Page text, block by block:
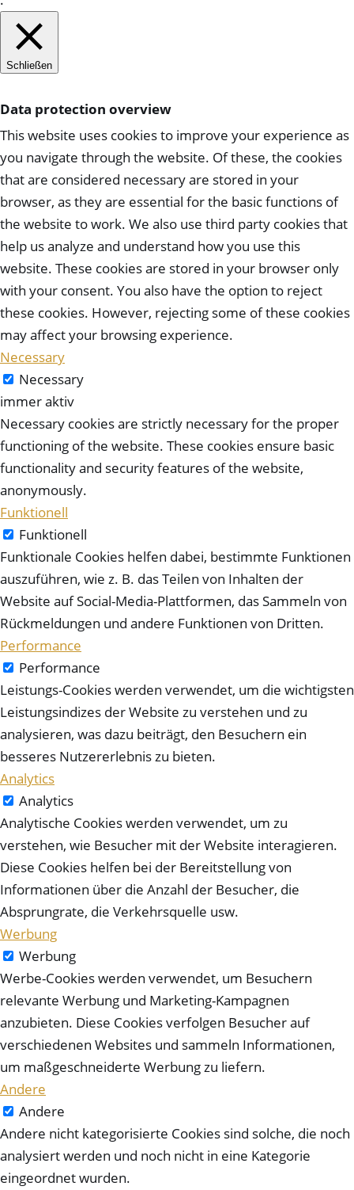
Schließen
Data protection overview
This website uses cookies to improve your experience as
you navigate through the website. Of these, the cookies
that are considered necessary are stored in your
browser, as they are essential for the basic functions of
the website to work. We also use third party cookies that
help us analyze and understand how you use this
website. These cookies are stored in your browser only
with your consent. You also have the option to reject
these cookies. However, rejecting some of these cookies
may affect your browsing experience.
Necessary
Necessary
immer aktiv
Necessary cookies are strictly necessary for the proper
functioning of the website. These cookies ensure basic
functionality and security features of the website,
anonymously.
Funktionell
Funktionell
Funktionale Cookies helfen dabei, bestimmte Funktionen
auszuführen, wie z. B. das Teilen von Inhalten der
Website auf Social-Media-Plattformen, das Sammeln von
Rückmeldungen und andere Funktionen von Dritten.
Performance
Performance
Leistungs-Cookies werden verwendet, um die wichtigsten
Leistungsindizes der Website zu verstehen und zu
analysieren, was dazu beiträgt, den Besuchern ein
besseres Nutzererlebnis zu bieten.
Analytics
Analytics
Analytische Cookies werden verwendet, um zu
verstehen, wie Besucher mit der Website interagieren.
Diese Cookies helfen bei der Bereitstellung von
Informationen über die Anzahl der Besucher, die
Absprungrate, die Verkehrsquelle usw.
Werbung
Werbung
Werbe-Cookies werden verwendet, um Besuchern
relevante Werbung und Marketing-Kampagnen
anzubieten. Diese Cookies verfolgen Besucher auf
verschiedenen Websites und sammeln Informationen,
um maßgeschneiderte Werbung zu liefern.
Andere
Andere
Andere nicht kategorisierte Cookies sind solche, die noch
analysiert werden und noch nicht in eine Kategorie
eingeordnet wurden.